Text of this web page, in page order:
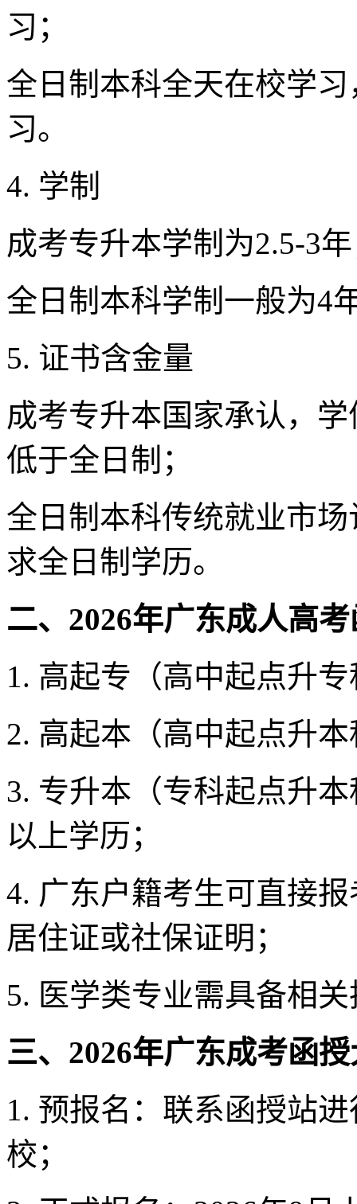
习；
全日制本科全天在校学
习。
4. 学制
成考专升本学制为2.5-3
全日制本科学制一般为4
5. 证书含金量
成考专升本国家承认，
低于全日制；
全日制本科传统就业市
求全日制学历。
二、2026年广东成人高
1. 高起专（高中起点升
2. 高起本（高中起点升
3. 专升本（专科起点升
以上学历；
4. 广东户籍考生可直接
居住证或社保证明；
5. 医学类专业需具备相
三、2026年广东成考函授
1. 预报名：联系函授站
校；